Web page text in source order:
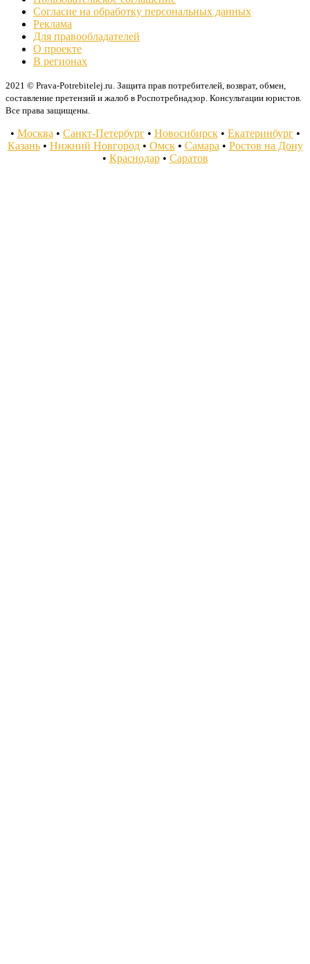
Согласие на обработку персональных данных
Реклама
Для правообладателей
О проекте
В регионах
2021 © Prava-Potrebitelej.ru. Защита прав потребителей, возврат, обмен,
составление претензий и жалоб в Роспотребнадзор. Консультации юристов.
Все права защищены.
• Москва • Санкт-Петербург• Новосибирск• Екатеринбург•
Казань• Нижний Новгород• Омск• Самара • Ростов на Дону
• Краснодар• Саратов